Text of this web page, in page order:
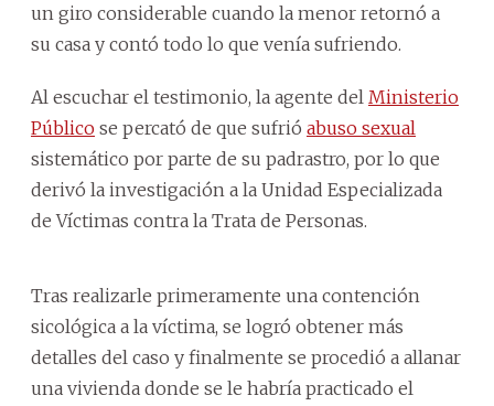
un giro considerable cuando la menor retornó a
su casa y contó todo lo que venía sufriendo.
Al escuchar el testimonio, la agente del Ministerio
Público se percató de que sufrió abuso sexual
sistemático por parte de su padrastro, por lo que
derivó la investigación a la Unidad Especializada
de Víctimas contra la Trata de Personas.
Tras realizarle primeramente una contención
sicológica a la víctima, se logró obtener más
detalles del caso y finalmente se procedió a allanar
una vivienda donde se le habría practicado el